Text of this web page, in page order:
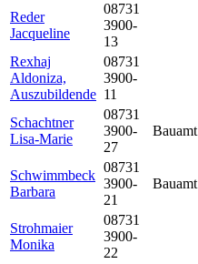
Reder
Jacqueline
08731
3900-
13
Rexhaj
Aldoniza,
Auszubildende
08731
3900-
11
Schachtner
Lisa-Marie
08731
3900-
27
Bauamt
Schwimmbeck
Barbara
08731
3900-
21
Bauamt
Strohmaier
Monika
08731
3900-
22